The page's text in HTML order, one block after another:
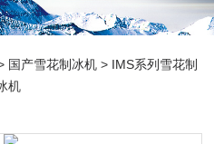
国产雪花制冰机 > IMS系列雪花制
机